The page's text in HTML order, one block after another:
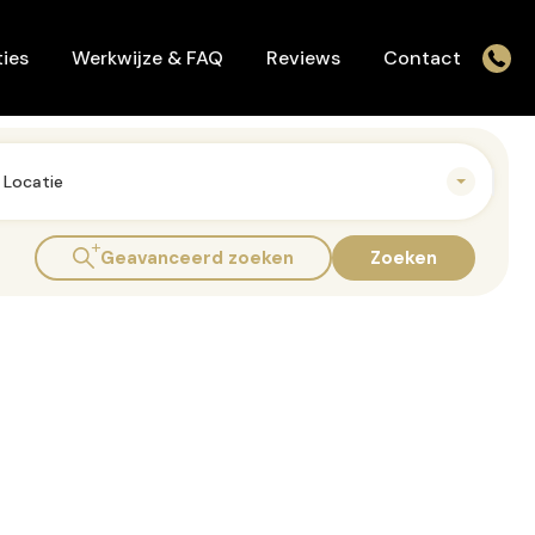
Werkwijze & FAQ Reviews Contact
Werkwijze & FAQ Reviews Contact
Locatie
Geavanceerd zoeken Zoeken